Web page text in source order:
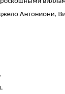
Антониони,